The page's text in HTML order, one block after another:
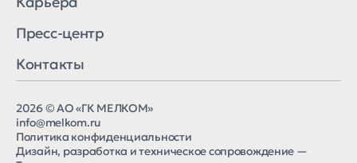
Пресс-центр
Контакты
2026 © АО «ГК МЕЛКОМ»
info@melkom.ru
Политика конфиденциальности
Дизайн, разработка и техническое сопровождение —
центр